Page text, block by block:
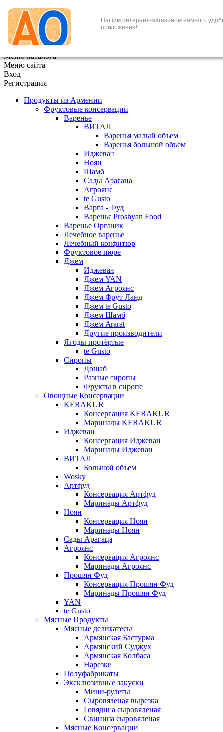
Нашим интернет-магазином намного
приложения!
+7 (495) 646-888-1
В корзине 0
товаров
Меню каталога
Меню сайта
Вход
Регистрация
Продукты из Армении
Фруктовые консервации
Варенье
ВИТАЛ
Варенья малый объем
Варенья большой объем
Иджеван
Ноян
Шамб
Сады Арагаца
Агроянс
te Gusto
Варга - Фуд
Варенье Proshyan Food
Варенье Органик
Лечебное варенье
Лечебный конфитюр
Фруктовое пюре
Джем
Иджеван
Джем YAN
Джем Агроянс
Джем Фрут Ланд
Джем te Gusto
Джем Шамб
Джем Ararat
Другие производители
Ягоды протёртые
te Gusto
Сиропы
Дошаб
Разные сиропы
Фрукты в сиропе
Овощные Консервации
KERAKUR
Консервация KERAKUR
Маринады KERAKUR
Иджеван
Консервация Иджеван
Маринады Иджеван
ВИТАЛ
Большой объем
Wosky
Артфуд
Консервация Артфуд
Маринады Артфуд
Ноян
Консервация Ноян
Маринады Ноян
Сады Арагаца
Агроянс
Консервация Агроянс
Маринады Агроянс
Прошян Фуд
Консервация Прошян Фуд
Маринады Прошян Фуд
YAN
te Gusto
Мясные Продукты
Мясные деликатесы
Армянская Бастурма
Армянский Суджух
Армянская Колбаса
Нарезки
Полуфабрикаты
Эксклюзивные закуски
Мини-рулеты
Сыровяленая вырезка
Говядина сыровяленая
Свинина сыровяленая
Мясные Консервации